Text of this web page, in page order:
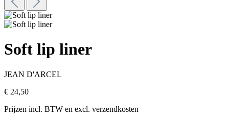
Soft lip liner
JEAN D'ARCEL
€ 24,50
Prijzen incl. BTW en excl. verzendkosten